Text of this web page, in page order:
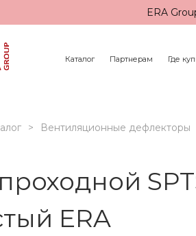
ERA
Каталог Партнерам Где
Вентиляционные дефлекторы
ERA